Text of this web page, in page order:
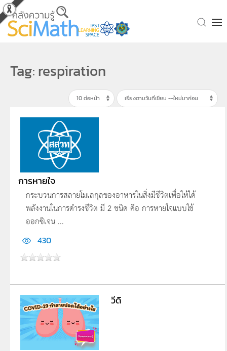
Skip to main content
Tag: respiration
การหายใจ
กระบวนการสลายโมเลกุลของอาหารในสิ่งมีชีวิตเพื่อให้ได้
พลังงานในการดำรงชีวิต มี 2 ชนิด คือ การหายใจแบบใช้
ออกซิเจน ...
430
วีดิ